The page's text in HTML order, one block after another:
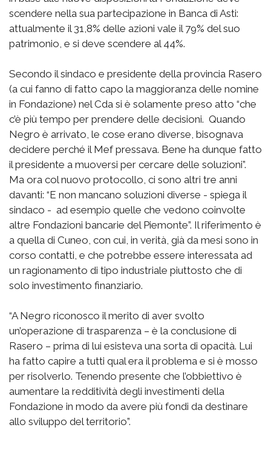
scendere nella sua partecipazione in Banca di Asti:
attualmente il 31,8% delle azioni vale il 79% del suo
patrimonio, e si deve scendere al 44%.
Secondo il sindaco e presidente della provincia Rasero
(a cui fanno di fatto capo la maggioranza delle nomine
in Fondazione) nel Cda si è solamente preso atto “che
c’è più tempo per prendere delle decisioni. Quando
Negro è arrivato, le cose erano diverse, bisognava
decidere perché il Mef pressava. Bene ha dunque fatto
il presidente a muoversi per cercare delle soluzioni”.
Ma ora col nuovo protocollo, ci sono altri tre anni
davanti: “E non mancano soluzioni diverse - spiega il
sindaco - ad esempio quelle che vedono coinvolte
altre Fondazioni bancarie del Piemonte”. Il riferimento è
a quella di Cuneo, con cui, in verità, già da mesi sono in
corso contatti, e che potrebbe essere interessata ad
un ragionamento di tipo industriale piuttosto che di
solo investimento finanziario.
“A Negro riconosco il merito di aver svolto
un’operazione di trasparenza – è la conclusione di
Rasero – prima di lui esisteva una sorta di opacità. Lui
ha fatto capire a tutti qual era il problema e si è mosso
per risolverlo. Tenendo presente che l’obbiettivo è
aumentare la redditività degli investimenti della
Fondazione in modo da avere più fondi da destinare
allo sviluppo del territorio”.